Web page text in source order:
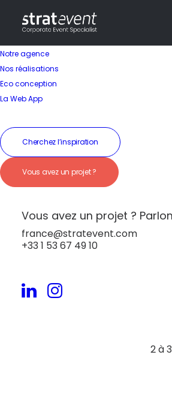
Notre agence
Nos réalisations
Eco conception
La Web App
Cherchez l’inspiration
Vous avez un projet ?
Vous avez un projet ?
france@stratevent.com
+33 1 53 67 49 10
Body rafting
gorges de
2 à